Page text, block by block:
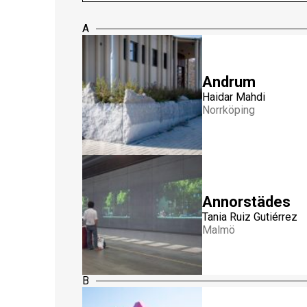
A
Andrum
Haidar Mahdi
Norrköping
Annorstädes
Tania Ruiz Gutiérrez
Malmö
B